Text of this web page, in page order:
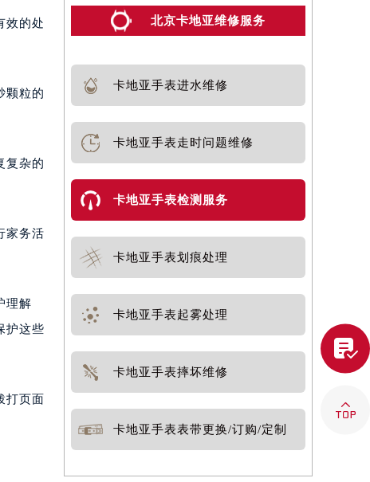
效的处
颗粒的
复杂的
家务活
理解
护这些
打页面
北京卡地亚维修服务
卡地亚手表进水维修
卡地亚手表走时问题维修
卡地亚手表检测服务
卡地亚手表划痕处理
卡地亚手表起雾处理
卡地亚手表摔坏维修
卡地亚手表表带更换/订购/定制

